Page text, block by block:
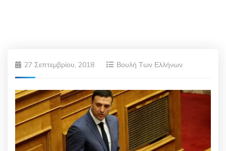
27 Σεπτεμβρίου, 2018 Βουλή Των Ελλήνων